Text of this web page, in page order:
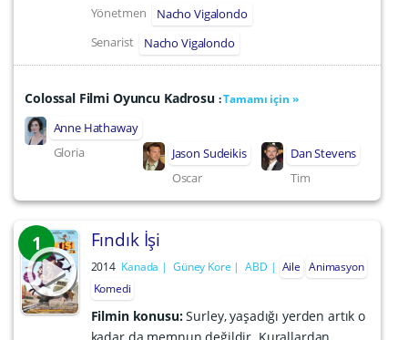
Yönetmen
Nacho Vigalondo
Senarist
Nacho Vigalondo
Colossal Filmi Oyuncu Kadrosu :Tamamı için »
Anne Hathaway
Gloria
Jason Sudeikis
Oscar
Dan Stevens
Tim
1 Fındık İşi
2014 Kanada Güney Kore ABD Aile Animasyon
Komedi
Filmin konusu:Surley, yaşadığı yerden artık o